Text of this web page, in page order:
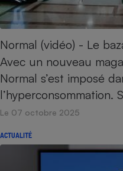
Normal (vidéo) - Le
Avec un nouveau
Normal s’est imposé
l’hyperconsommation.
Le 07 octobre 2025
ACTUALITÉ